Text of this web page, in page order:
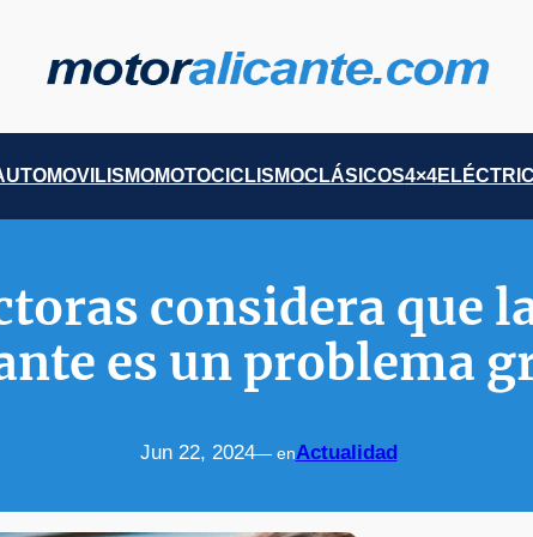
MOTOCICLISMOCLÁSICOS4×4
considera que
es un problema
Jun 22, 2024— enActualidad